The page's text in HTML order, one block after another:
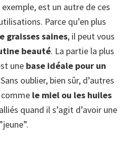
exemple, est un autre de ces
Parce qu’en plus
graisses saines, il peut vous
beauté. La partie la plus
une base idéale pour un
Sans oublier, bien sûr, d’autres
le miel ou les huiles
quand il s’agit d’avoir une